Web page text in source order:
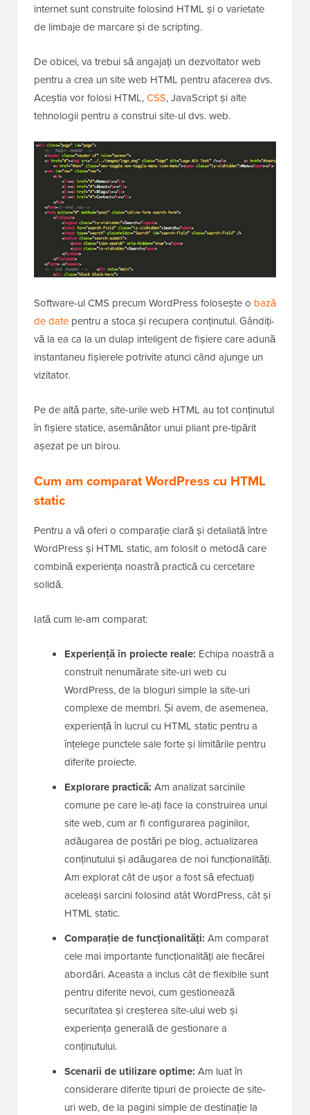
internet sunt construite folosind HTML și o varietate
de limbaje de marcare și de scripting.
De obicei, va trebui să angajați un dezvoltator web
pentru a crea un site web HTML pentru afacerea dvs.
Aceștia vor folosi HTML,CSS, JavaScript și alte
tehnologii pentru a construi site-ul dvs. web.
Software-ul CMS precum WordPress folosește o bază
de date pentru a stoca și recupera conținutul. Gândiți-
vă la ea ca la un dulap inteligent de fișiere care adună
instantaneu fișierele potrivite atunci când ajunge un
vizitator.
Pe de altă parte, site-urile web HTML au tot conținutul
în fișiere statice, asemănător unui pliant pre-tipărit
așezat pe un birou.
Cum am comparat WordPress cu HTML
static
Pentru a vă oferi o comparație clară și detaliată între
WordPress și HTML static, am folosit o metodă care
combină experiența noastră practică cu cercetare
solidă.
Iată cum le-am comparat:
Experiență în proiecte reale: Echipa noastră a
construit nenumărate site-uri web cu
WordPress, de la bloguri simple la site-uri
complexe de membri. Și avem, de asemenea,
experiență în lucrul cu HTML static pentru a
înțelege punctele sale forte și limitările pentru
diferite proiecte.
Explorare practică: Am analizat sarcinile
comune pe care le-ați face la construirea unui
site web, cum ar fi configurarea paginilor,
adăugarea de postări pe blog, actualizarea
conținutului și adăugarea de noi funcționalități.
Am explorat cât de ușor a fost să efectuați
aceleași sarcini folosind atât WordPress, cât și
HTML static.
Comparație de funcționalități: Am comparat
cele mai importante funcționalități ale fiecărei
abordări. Aceasta a inclus cât de flexibile sunt
pentru diferite nevoi, cum gestionează
securitatea și creșterea site-ului web și
experiența generală de gestionare a
conținutului.
Scenarii de utilizare optime: Am luat în
considerare diferite tipuri de proiecte de site-
uri web, de la pagini simple de destinație la